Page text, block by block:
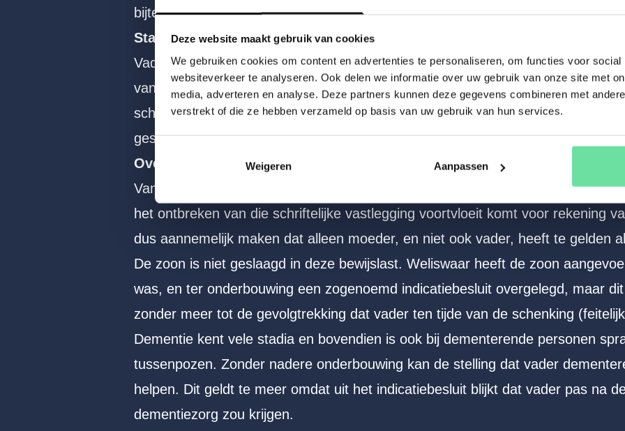
Deze website maakt gebruik van cookies
We gebruiken cookies om content en advertenties te personaliseren, om functies voor
websiteverkeer te analyseren. Ook delen we informatie over uw gebruik van onze site met
media, adverteren en analyse. Deze partners kunnen deze gegevens combineren met
verstrekt of die ze hebben verzameld op basis van uw gebruik van hun services.
Weigeren Aanpassen
bijtelling van de schenking is dus onterecht.
Standpunt Belastingdienst
Vader en moeder waren allebei partij bij de schenking. Dementie hoeft niet in
van een schenking. De helft van het bedrag van de schenking is terecht
schenkster zou zijn, moet de bijtellingsregeling naar de ratio worden
geschonken afkomstig is uit de huwelijksgemeenschap.
Overwegingen rechter
Van een schriftelijke vastlegging van de schenkingsovereenkomst is niet
het ontbreken van die schriftelijke vastlegging voortvloeit komt voor rekening
dus aannemelijk maken dat alleen moeder, en niet ook vader, heeft te gelden
De zoon is niet geslaagd in deze bewijslast. Weliswaar heeft de zoon
was, en ter onderbouwing een zogenoemd indicatiebesluit overgelegd, maar
zonder meer tot de gevolgtrekking dat vader ten tijde van de schenking
Dementie kent vele stadia en bovendien is ook bij dementerende personen
tussenpozen. Zonder nadere onderbouwing kan de stelling dat vader
helpen. Dit geldt te meer omdat uit het indicatiebesluit blijkt dat vader pas na
dementiezorg zou krijgen.